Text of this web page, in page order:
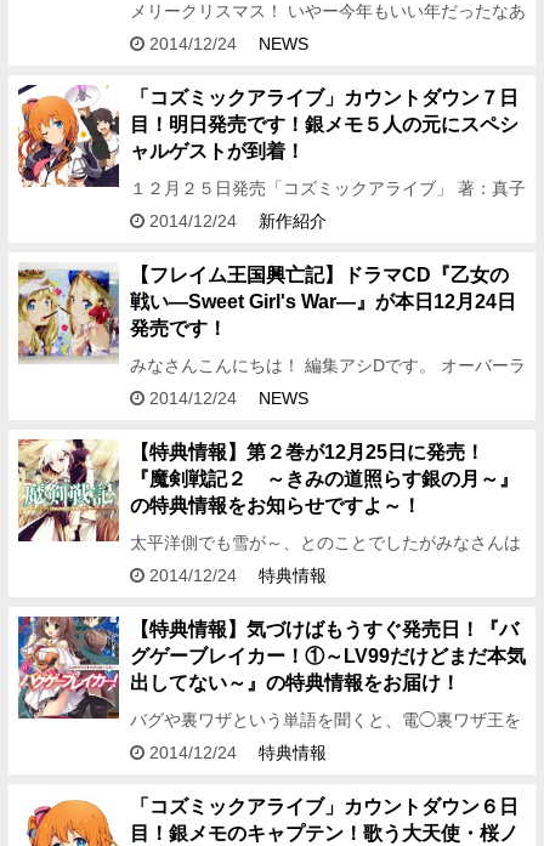
メリークリスマス！ いやー今年もいい年だったなあ
（まだ終わってない）。 どうもどうも、こんばん
からのクリ…
2014/12/24 NEWS
「コズミックアライブ」カウントダウン７日
目！明日発売です！銀メモ５人の元にスペシ
ャルゲストが到着！
１２月２５日発売「コズミックアライブ」 著：真子
晃一 イラスト：荻pote 発売カウントダウンボイ
★☆★☆★☆★☆★☆★☆…
2014/12/24 新作紹介
【フレイム王国興亡記】ドラマCD『乙女の
戦い―Sweet Girl's War―』が本日12月24日
発売です！
みなさんこんにちは！ 編集アシDです。 オーバーラ
ップ文庫のメディアミックス作品、 『フレイム王国
2014/12/24 NEWS
【特典情報】第２巻が12月25日に発売！
『魔剣戦記２ ～きみの道照らす銀の月～』
の特典情報をお知らせですよ～！
太平洋側でも雪が～、とのことでしたがみなさんは
いかがお過ごしでしょうか？ 今年の関東に雪は降る
す。 10月に…
2014/12/24 特典情報
【特典情報】気づけばもうすぐ発売日！『バ
グゲーブレイカー！①～LV99だけどまだ本気
出してない～』の特典情報をお届け！
バグや裏ワザという単語を聞くと、電◯裏ワザ王を
夢中になって読んでいた過去を思い出します。 どう
特典情報をお届…
2014/12/24 特典情報
「コズミックアライブ」カウントダウン６日
目！銀メモのキャプテン！歌う大天使・桜ノ